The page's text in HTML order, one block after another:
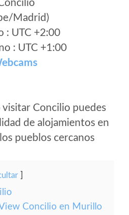
Madrid)
: UTC +2:00
: UTC +1:00
visitar Concilio puedes
de alojamientos en
pueblos cercanos
Concilio en Murillo